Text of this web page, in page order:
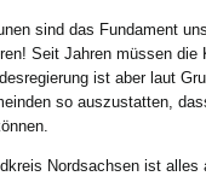
sind das Fundament
Seit Jahren müssen die
ist aber laut
so auszustatten,
Nordsachsen ist